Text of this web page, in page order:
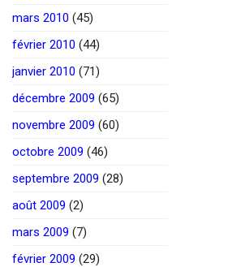
mars 2010 (45)
février 2010 (44)
janvier 2010 (71)
décembre 2009 (65)
novembre 2009 (60)
octobre 2009 (46)
septembre 2009 (28)
août 2009 (2)
mars 2009 (7)
février 2009 (29)